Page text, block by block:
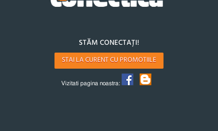
STĂM CONECTAȚI!
STAI LA CURENT CU PROMOTIILE
Vizitati pagina noastra: